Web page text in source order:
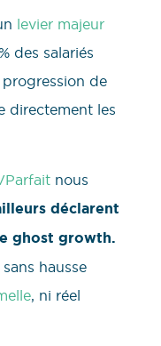
levier majeur
des salariés
de
directement les
nous
déclarent
ghost growth.
hausse
, ni réel